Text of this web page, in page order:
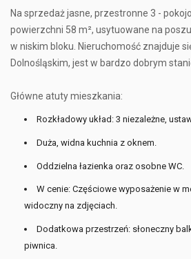
Na sprzedaż jasne, przestronne 3 -
powierzchni 58 m², usytuowane na
w niskim bloku. Nieruchomość znajduje
Dolnośląskim, jest w bardzo dobrym
Główne atuty mieszkania:
Rozkładowy układ: 3 niezależne,
Duża, widna kuchnia z oknem.
Oddzielna łazienka oraz osobne WC.
W cenie: Częściowe wyposażenie w
widoczny na zdjęciach.
Dodatkowa przestrzeń: słoneczny
piwnica.